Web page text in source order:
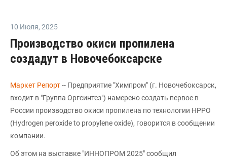
10 Июля, 2025
Производство окиси пропилена
создадут в Новочебоксарске
Маркет Репорт-- Предприятие "Химпром" (г. Новочебоксарск,
входит в "Группа Оргсинтез") намерено создать первое в
России производство окиси пропилена по технологии HPPO
(Hydrogen peroxide to propylene oxide), говорится в сообщении
компании.
Об этом на выставке "ИННОПРОМ 2025" сообщил